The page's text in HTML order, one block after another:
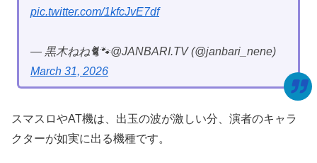
pic.twitter.com/1kfcJvE7df
— 黒木ねね🐈🐾@JANBARI.TV (@janbari_nene)
March 31, 2026
スマスロやAT機は、出玉の波が激しい分、演者のキャラ
クターが如実に出る機種です。